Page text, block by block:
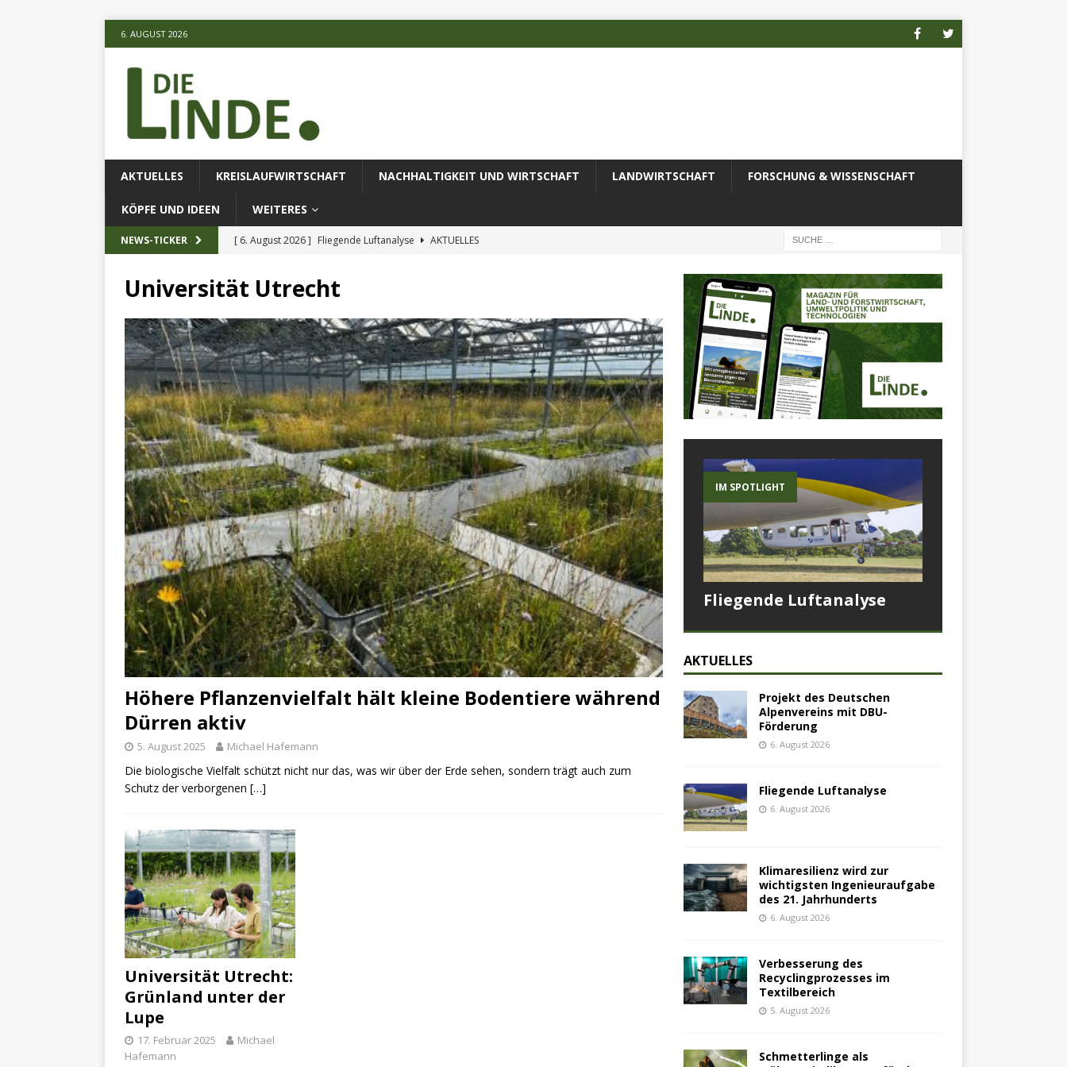
6. AUGUST 2026
AKTUELLES KREISLAUFWIRTSCHAFT NACHHALTIGKEIT UND WIRTSCHAFT LANDWIRTSCHAFT FORSCHUNG & WISSENSCHAFT
KÖPFE UND IDEEN WEITERES
NEWS-TICKER [ 6. August 2026 ] Fliegende Luftanalyse
AKTUELLES
AKTUELLES
[ 6. August 2026 ] Projekt des Deutschen Alpenvereins mit DBU-Förderung AKTUELLES
Universität Utrecht
Höhere Pflanzenvielfalt hält kleine Bodentiere während
Dürren aktiv
5. August 2025 Michael Hafemann
Die biologische Vielfalt schützt nicht nur das, was wir über der Erde sehen, sondern trägt auch zum
Schutz der verborgenen […]
Universität Utrecht:
Grünland unter der
Lupe
17. Februar 2025
Michael
Hafemann
IM SPOTLIGHT
Fliegende Luftanalyse
AKTUELLES
Projekt des Deutschen
Alpenvereins mit DBU-
Förderung
6. August 2026
Fliegende Luftanalyse
6. August 2026
Klimaresilienz wird zur
wichtigsten Ingenieuraufgabe
des 21. Jahrhunderts
6. August 2026
Verbesserung des
Recyclingprozesses im
Textilbereich
5. August 2026
Schmetterlinge als